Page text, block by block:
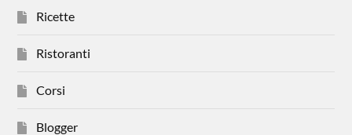
Ricette
Ristoranti
Corsi
Blogger